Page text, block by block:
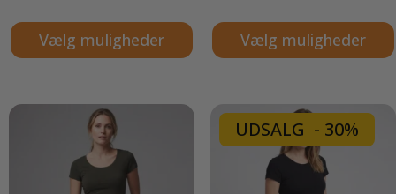
Vælg muligheder
har
Mulighederne
Vælg muligheder
har
flere
Mulighederne
UDSALG - 30%